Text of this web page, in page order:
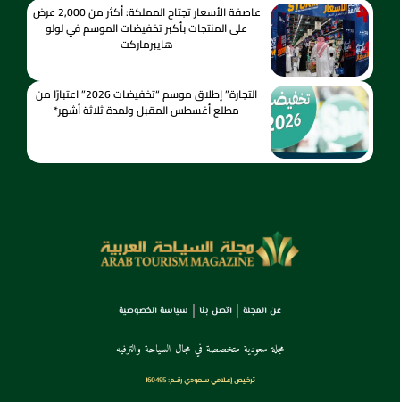
عاصفة الأسعار تجتاح المملكة: أكثر من 2,000 عرض
على المنتجات بأكبر تخفيضات الموسم في لولو
هايبرماركت
التجارة” إطلاق موسم “تخفيضات 2026” اعتبارًا من
مطلع أغسطس المقبل ولمدة ثلاثة أشهر*
عن المجلة اتصل بنا سياسة الخصوصية
مجلة سعودية متخصصة في مجال السياحة والترفيه
ترخـيص إعـلامي سـعودي رقــم: 160495